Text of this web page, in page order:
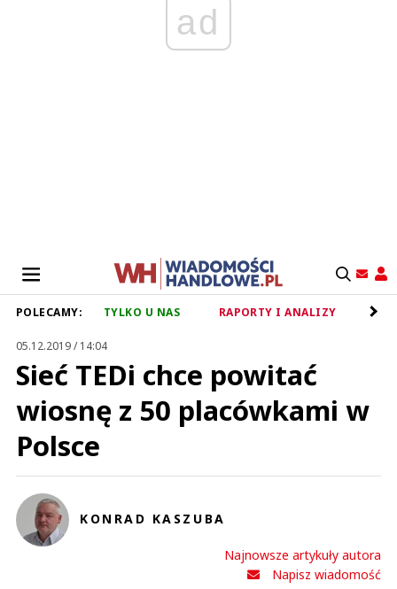
ad
POLECAMY: TYLKO U NAS RAPORTY I ANALIZY
05.12.2019 / 14:04
Sieć TEDi chce powitać
wiosnę z 50 placówkami w
Polsce
KONRAD KASZUBA
Najnowsze artykuły autora
Napisz wiadomość